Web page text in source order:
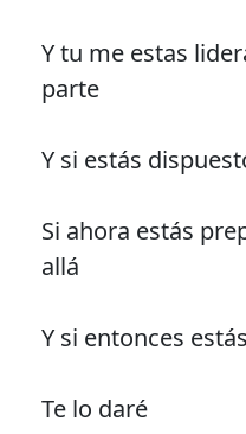
Y tu me estas
parte
Y si estás
Si ahora estás
allá
Y si entonces
Te lo daré